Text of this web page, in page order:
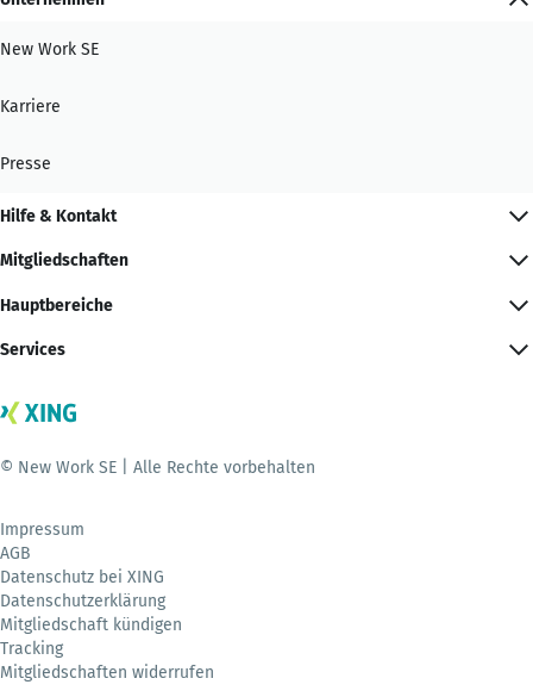
New Work SE
Karriere
Presse
Hilfe & Kontakt
Mitgliedschaften
Hauptbereiche
Services
© New Work SE | Alle Rechte vorbehalten
Impressum
AGB
Datenschutz bei XING
Datenschutzerklärung
Mitgliedschaft kündigen
Tracking
Mitgliedschaften widerrufen